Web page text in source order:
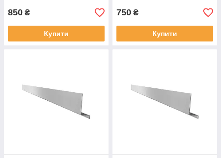
850 ₴
Купити
750 ₴
Купити